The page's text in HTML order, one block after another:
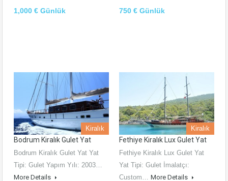
1,000 € Günlük 750 € Günlük
Kiralık
Bodrum Kiralık Gulet Yat
Bodrum Kiralık Gulet Yat Yat
Tipi: Gulet Yapım Yılı: 2003…
More Details
Kiralık
Fethiye Kiralık Lux Gulet Yat
Fethiye Kiralık Lux Gulet Yat
Yat Tipi: Gulet İmalatçı:
Custom… More Details